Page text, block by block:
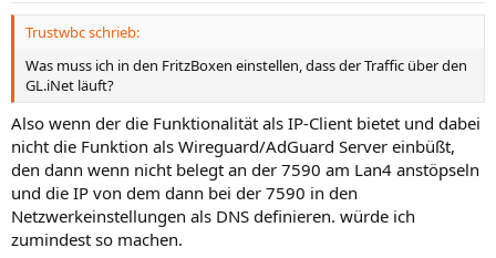
Trustwbc schrieb:
Was muss ich in den FritzBoxen einstellen, dass der Traffic über den
GL.iNet läuft?
Also wenn der die Funktionalität als IP-Client bietet und dabei
nicht die Funktion als Wireguard/AdGuard Server einbüßt,
den dann wenn nicht belegt an der 7590 am Lan4 anstöpseln
und die IP von dem dann bei der 7590 in den
Netzwerkeinstellungen als DNS definieren. würde ich
zumindest so machen.